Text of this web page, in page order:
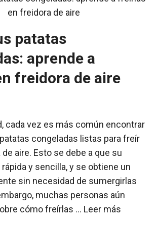
patatas
aprende a
freidora de aire
cada vez es más común encontrar
congeladas listas para freír
aire. Esto se debe a que su
y sencilla, y se obtiene un
sin necesidad de sumergirlas
muchas personas aún
cómo freírlas … Leer más